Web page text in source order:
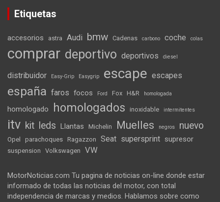
Etiquetas
accesorios astra Audi bmw Cadenas carbono coche colas
comprar deportivo deportivos diesel
distribuidor Easy-Grip Easygrip escape escapes
españa faros focos Ford Fox H&R homologada
homologado homologados inoxidable intermitentes
itv kit leds Llantas Michelin Muelles negros nuevo
Opel parachoques Ragazzon Seat supersprint supresor
suspension Volkswagen VW
MotorNoticias.com Tu pagina de noticias on-line donde estar
informado de todas las noticias del motor, con total
independencia de marcas y medios. Hablamos sobre como